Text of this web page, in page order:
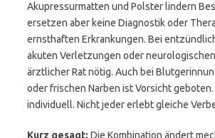
Akupressurmatten und Polster lindern
ersetzen aber keine Diagnostik oder
ernsthaften Erkrankungen. Bei
akuten Verletzungen oder
ärztlicher Rat nötig. Auch bei
oder frischen Narben ist Vorsicht
individuell. Nicht jeder erlebt gleiche
Kurz gesagt: Die Kombination ändert